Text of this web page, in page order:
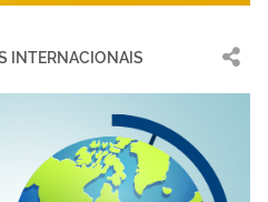
INTERNACIONAIS